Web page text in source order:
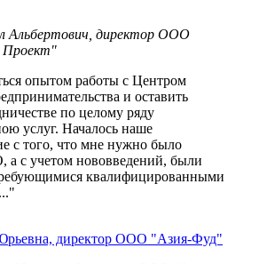
Альбертович, директор ООО
Проект"
опытом работы с Центром
и оставить
по целому ряду
услуг. Началось наше
с того, что мне нужно было
а с учетом нововведений, были
квалифицированными